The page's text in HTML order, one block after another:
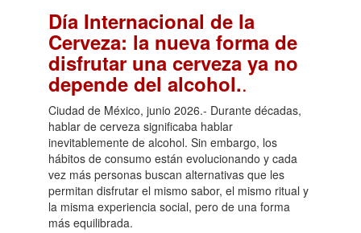
Día Internacional de la
Cerveza: la nueva forma de
disfrutar una cerveza ya no
depende del alcohol..
Ciudad de México, junio 2026.- Durante décadas,
hablar de cerveza significaba hablar
inevitablemente de alcohol. Sin embargo, los
hábitos de consumo están evolucionando y cada
vez más personas buscan alternativas que les
permitan disfrutar el mismo sabor, el mismo ritual y
la misma experiencia social, pero de una forma
más equilibrada.